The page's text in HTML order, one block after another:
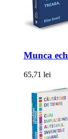
Munca
65,71 lei